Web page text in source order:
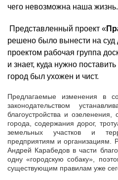
чего невозможна наша жизнь.
Представленный проект «
решено было вынести на суд
проектом рабочая группа
и знает, куда нужно
город был ухожен и чист.
Предлагаемые изменения в
законодательством
благоустройства и озеленения,
города, содержания дорог,
земельных участков и
предприятиям и организациям.
Андрей Карабедов в части
одну «городскую собаку»,
существующим правилам уже